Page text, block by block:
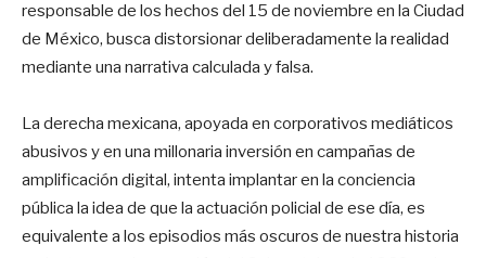
responsable de los hechos del 15 de noviembre en la Ciudad
de México, busca distorsionar deliberadamente la realidad
mediante una narrativa calculada y falsa.
La derecha mexicana, apoyada en corporativos mediáticos
abusivos y en una millonaria inversión en campañas de
amplificación digital, intenta implantar en la conciencia
pública la idea de que la actuación policial de ese día, es
equivalente a los episodios más oscuros de nuestra historia